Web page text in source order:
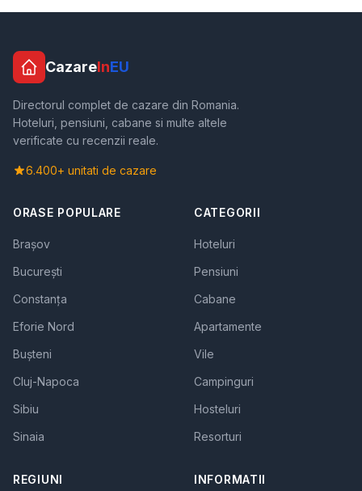
CazareInEU
Directorul complet de cazare din Romania.
Hoteluri, pensiuni, cabane si multe altele
verificate cu recenzii reale.
6.400+ unitati de cazare
ORASE POPULARE
Brașov
București
Constanța
Eforie Nord
Bușteni
Cluj-Napoca
Sibiu
Sinaia
CATEGORII
Hoteluri
Pensiuni
Cabane
Apartamente
Vile
Campinguri
Hosteluri
Resorturi
REGIUNI INFORMATII